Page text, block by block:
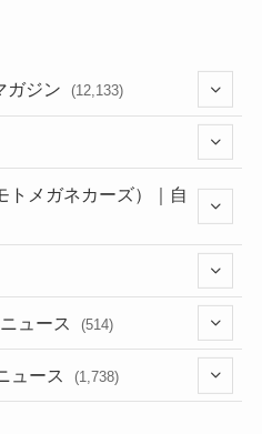
ガジン (12,133)
(252)
(2,473)
(352)
トメガネカーズ）｜自
ュース (514)
(132)
ュース (1,738)